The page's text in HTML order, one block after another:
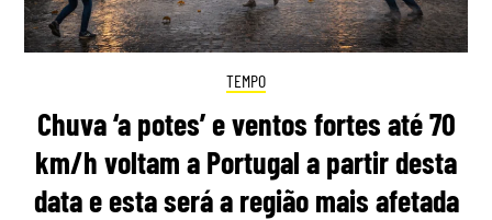
TEMPO
Chuva ‘a potes’ e ventos fortes até 70
km/h voltam a Portugal a partir desta
data e esta será a região mais afetada